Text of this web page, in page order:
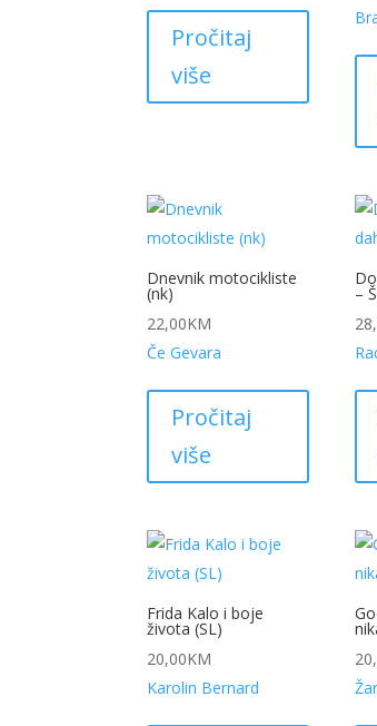
Pročitaj
više
Dnevnik motocikliste
(nk)
22,00KM
Če Gevara
Pročitaj
više
–
Frida Kalo i boje
života (SL)
20,00KM
Karolin Bernard